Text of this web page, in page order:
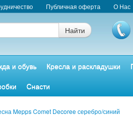
Публичная оферта О Нас
Найти
и обувь Кресла и раскладушки
Снасти
Mepps Comet Decoree серебро/синий